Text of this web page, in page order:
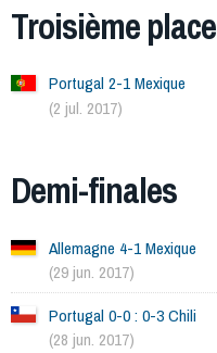
Troisième place
Portugal 2-1 Mexique
(2 jul. 2017)
Demi-finales
Allemagne 4-1 Mexique
(29 jun. 2017)
Portugal 0-0 : 0-3 Chili
(28 jun. 2017)